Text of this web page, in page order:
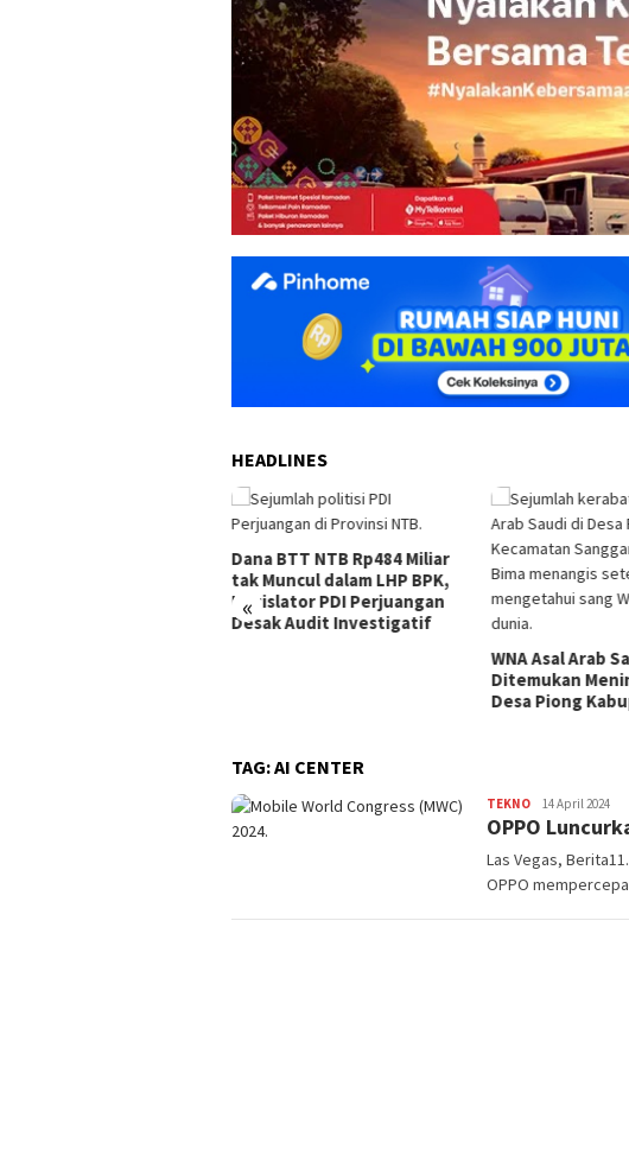
HEADLINES
«
Sejumlah Pekerja
di Kabupaten
Dilaporkan
Puskesmas
Penggantian
TAG:AI CENTER
TEKNO Redaksi
14 April 2024
OPPO
Las Vegas,
OPPO